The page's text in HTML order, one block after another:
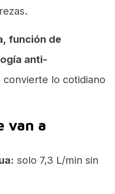
función de
anti-
convierte lo cotidiano
van a
solo 7,3 L/min sin